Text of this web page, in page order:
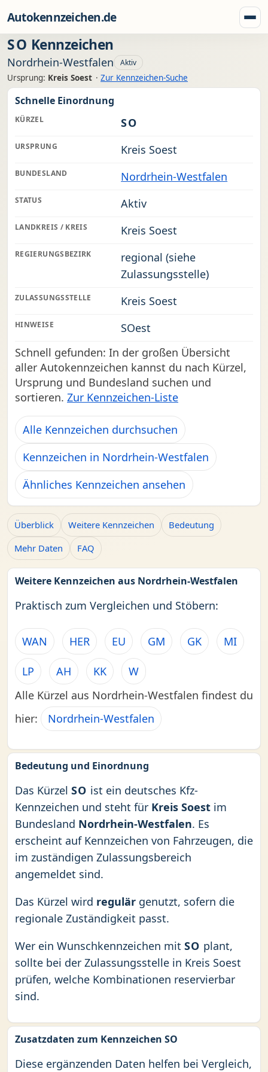
Autokennzeichen.de
SO Kennzeichen
Nordrhein-Westfalen Aktiv
Ursprung: Kreis Soest · Zur Kennzeichen-Suche
Schnelle Einordnung
KÜRZEL SO
URSPRUNG Kreis Soest
BUNDESLAND Nordrhein-Westfalen
STATUS Aktiv
LANDKREIS / KREIS Kreis Soest
REGIERUNGSBEZIRK
regional (siehe
Zulassungsstelle)
ZULASSUNGSSTELLE Kreis Soest
HINWEISE
SOest
Schnell gefunden: In der großen Übersicht
aller Autokennzeichen kannst du nach Kürzel,
Ursprung und Bundesland suchen und
sortieren. Zur Kennzeichen-Liste
Alle Kennzeichen durchsuchen
Kennzeichen in Nordrhein-Westfalen
Ähnliches Kennzeichen ansehen
Überblick Weitere Kennzeichen
Bedeutung
Mehr Daten
FAQ
Weitere Kennzeichen aus Nordrhein-Westfalen
Praktisch zum Vergleichen und Stöbern:
WAN HER EU GM GK MI
LP AH KK
W
Alle Kürzel aus Nordrhein-Westfalen findest du
hier:
Nordrhein-Westfalen
Bedeutung und Einordnung
Das Kürzel SO ist ein deutsches Kfz-
Kennzeichen und steht für Kreis Soest im
Bundesland Nordrhein-Westfalen. Es
erscheint auf Kennzeichen von Fahrzeugen, die
im zuständigen Zulassungsbereich
angemeldet sind.
Das Kürzel wird regulär genutzt, sofern die
regionale Zuständigkeit passt.
Wer ein Wunschkennzeichen mit SO plant,
sollte bei der Zulassungsstelle in Kreis Soest
prüfen, welche Kombinationen reservierbar
sind.
Zusatzdaten zum Kennzeichen SO
Diese ergänzenden Daten helfen bei Vergleich,